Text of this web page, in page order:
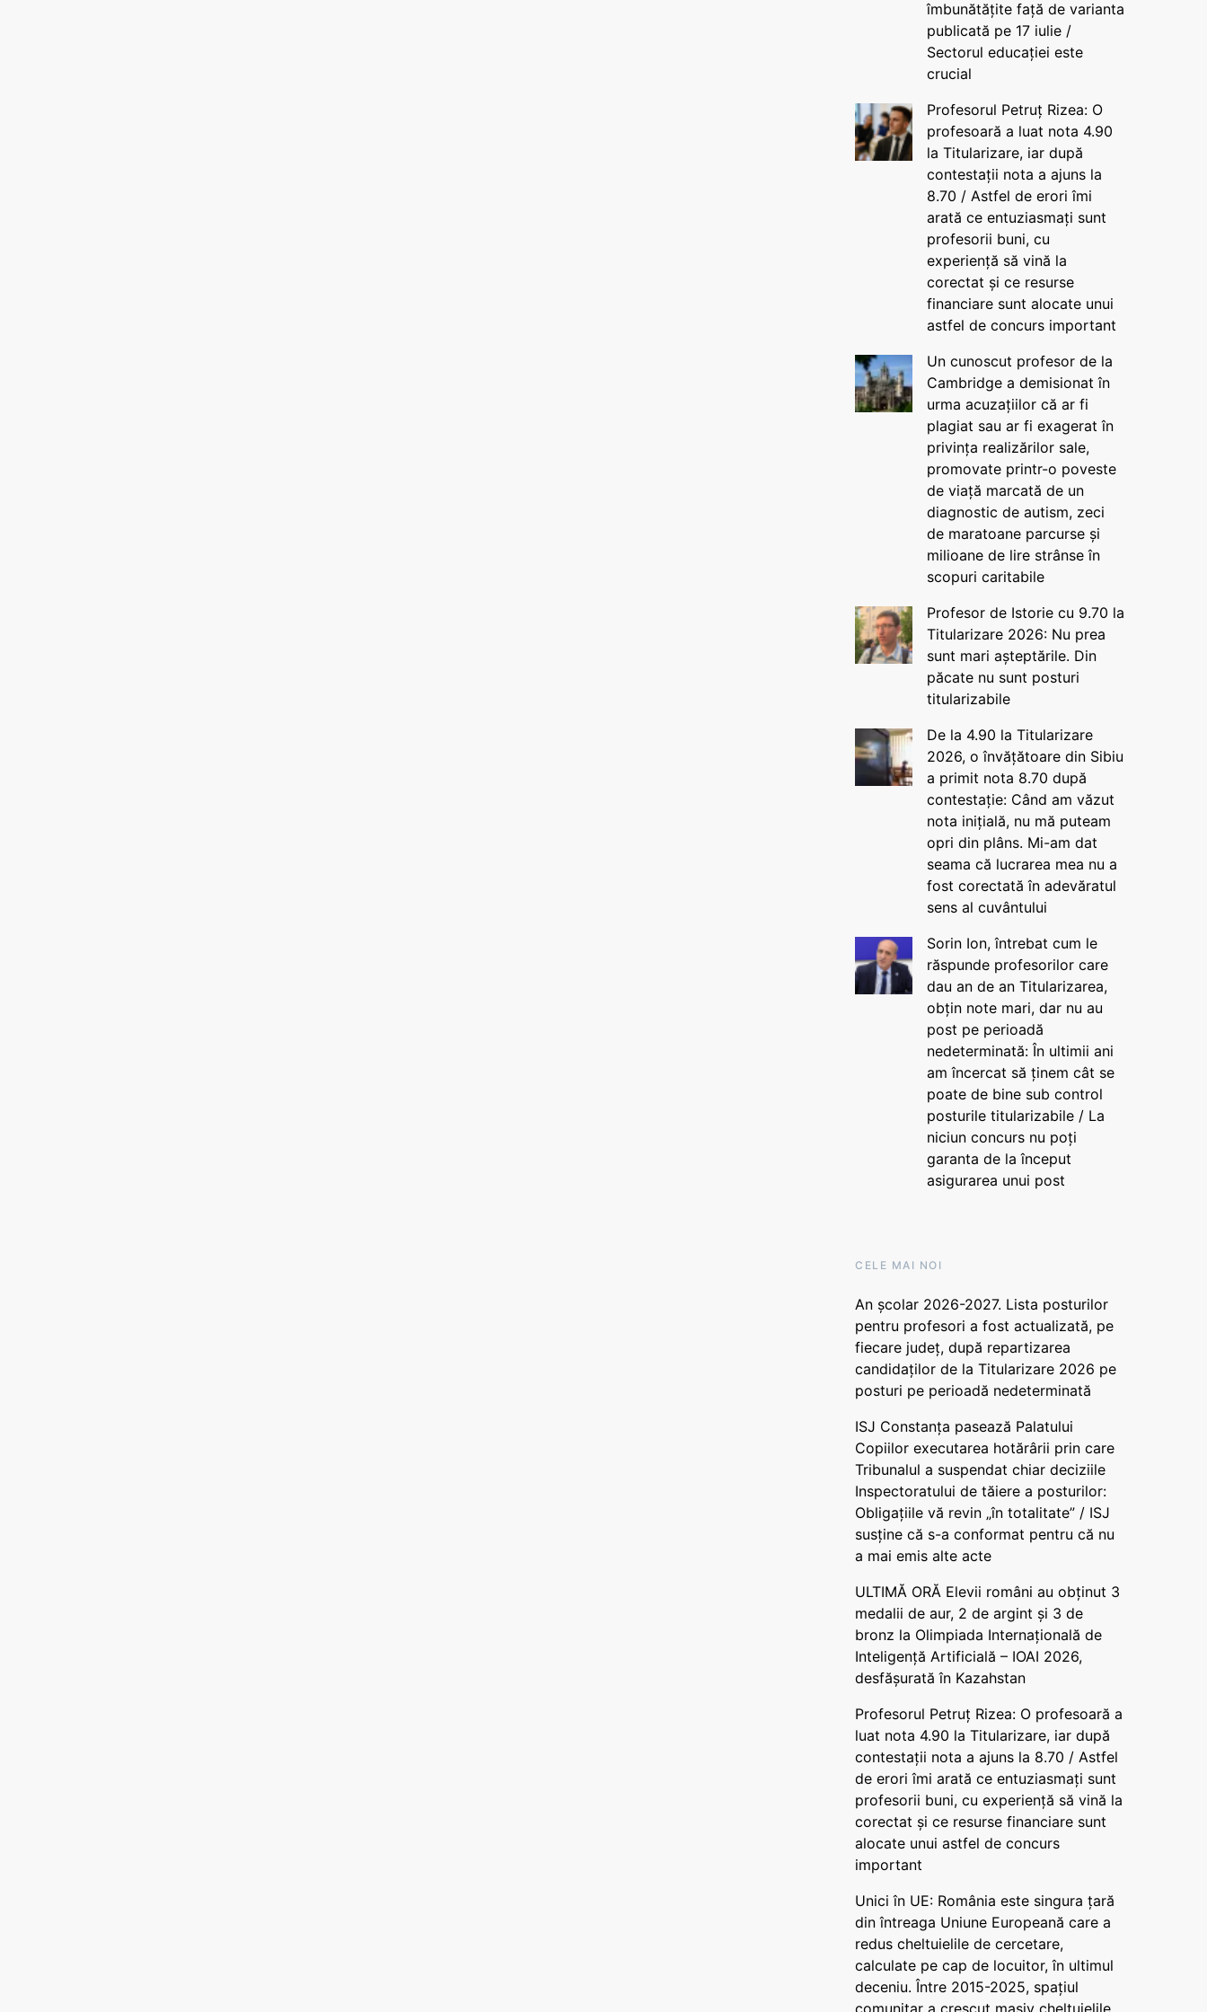
îmbunătățite față de varianta
publicată pe 17 iulie /
Sectorul educației este
crucial
Profesorul Petruț Rizea: O
profesoară a luat nota 4.90
la Titularizare, iar după
contestații nota a ajuns la
8.70 / Astfel de erori îmi
arată ce entuziasmați sunt
profesorii buni, cu
experiență să vină la
corectat și ce resurse
financiare sunt alocate unui
astfel de concurs important
Un cunoscut profesor de la
Cambridge a demisionat în
urma acuzațiilor că ar fi
plagiat sau ar fi exagerat în
privința realizărilor sale,
promovate printr-o poveste
de viață marcată de un
diagnostic de autism, zeci
de maratoane parcurse și
milioane de lire strânse în
scopuri caritabile
Profesor de Istorie cu 9.70 la
Titularizare 2026: Nu prea
sunt mari așteptările. Din
păcate nu sunt posturi
titularizabile
De la 4.90 la Titularizare
2026, o învățătoare din Sibiu
a primit nota 8.70 după
contestație: Când am văzut
nota inițială, nu mă puteam
opri din plâns. Mi-am dat
seama că lucrarea mea nu a
fost corectată în adevăratul
sens al cuvântului
Sorin Ion, întrebat cum le
răspunde profesorilor care
dau an de an Titularizarea,
obțin note mari, dar nu au
post pe perioadă
nedeterminată: În ultimii ani
am încercat să ținem cât se
poate de bine sub control
posturile titularizabile / La
niciun concurs nu poți
garanta de la început
asigurarea unui post
CELE MAI NOI
An școlar 2026-2027. Lista posturilor
pentru profesori a fost actualizată, pe
fiecare județ, după repartizarea
candidaților de la Titularizare 2026 pe
posturi pe perioadă nedeterminată
ISJ Constanța pasează Palatului
Copiilor executarea hotărârii prin care
Tribunalul a suspendat chiar deciziile
Inspectoratului de tăiere a posturilor:
Obligațiile vă revin „în totalitate” / ISJ
susține că s-a conformat pentru că nu
a mai emis alte acte
ULTIMĂ ORĂ Elevii români au obținut 3
medalii de aur, 2 de argint și 3 de
bronz la Olimpiada Internațională de
Inteligență Artificială – IOAI 2026,
desfășurată în Kazahstan
Profesorul Petruț Rizea: O profesoară a
luat nota 4.90 la Titularizare, iar după
contestații nota a ajuns la 8.70 / Astfel
de erori îmi arată ce entuziasmați sunt
profesorii buni, cu experiență să vină la
corectat și ce resurse financiare sunt
alocate unui astfel de concurs
important
Unici în UE: România este singura țară
din întreaga Uniune Europeană care a
redus cheltuielile de cercetare,
calculate pe cap de locuitor, în ultimul
deceniu. Între 2015-2025, spațiul
comunitar a crescut masiv cheltuielile